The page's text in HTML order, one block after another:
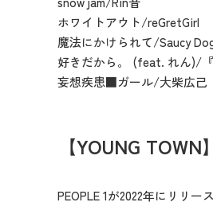
ホワイトアウト/reGretGirl
魔法にかけられて/Saucy
好きだから。 (feat. れん)/『
妄想疾患■ガール/大柴広己
【YOUNG TOWN
PEOPLE 1が2022年にリリ